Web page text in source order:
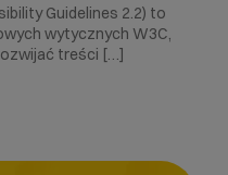
Guidelines 2.2) to
wytycznych W3C,
treści […]